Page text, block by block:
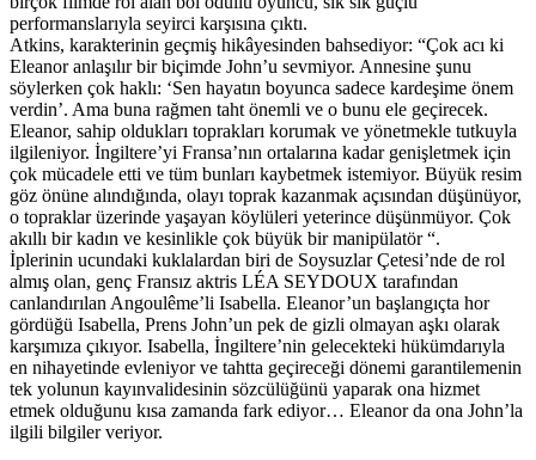
performanslarıyla seyirci karşısına çıktı.
Atkins, karakterinin geçmiş hikâyesinden bahsediyor: “Çok acı ki
Eleanor anlaşılır bir biçimde John’u sevmiyor. Annesine şunu
söylerken çok haklı: ‘Sen hayatın boyunca sadece kardeşime önem
verdin’. Ama buna rağmen taht önemli ve o bunu ele geçirecek.
Eleanor, sahip oldukları toprakları korumak ve yönetmekle tutkuyla
ilgileniyor. İngiltere’yi Fransa’nın ortalarına kadar genişletmek için
çok mücadele etti ve tüm bunları kaybetmek istemiyor. Büyük resim
göz önüne alındığında, olayı toprak kazanmak açısından düşünüyor,
o topraklar üzerinde yaşayan köylüleri yeterince düşünmüyor. Çok
akıllı bir kadın ve kesinlikle çok büyük bir manipülatör “.
İplerinin ucundaki kuklalardan biri de Soysuzlar Çetesi’nde de rol
almış olan, genç Fransız aktris LÉA SEYDOUX tarafından
canlandırılan Angoulême’li Isabella. Eleanor’un başlangıçta hor
gördüğü Isabella, Prens John’un pek de gizli olmayan aşkı olarak
karşımıza çıkıyor. Isabella, İngiltere’nin gelecekteki hükümdarıyla
en nihayetinde evleniyor ve tahtta geçireceği dönemi garantilemenin
tek yolunun kayınvalidesinin sözcülüğünü yaparak ona hizmet
etmek olduğunu kısa zamanda fark ediyor… Eleanor da ona John’la
ilgili bilgiler veriyor.